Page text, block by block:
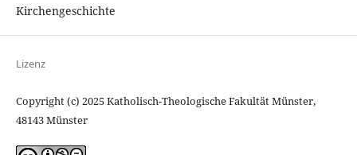
Kirchengeschichte
Lizenz
Copyright (c) 2025 Katholisch-Theologische Fakultät Münster,
48143 Münster